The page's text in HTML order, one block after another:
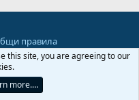
правила
Начало
R
S
this site, you are agreeing to our
more.…